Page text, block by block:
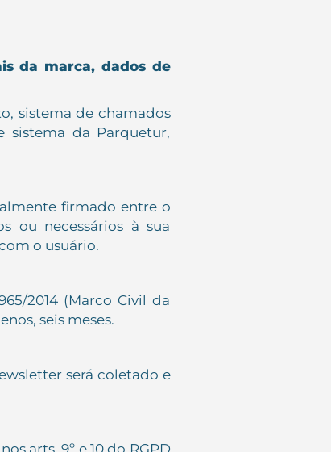
da marca, dados de
sistema de chamados
sistema da Parquetur,
firmado entre o
ou necessários à sua
o usuário.
2014 (Marco Civil da
seis meses.
será coletado e
arts. 9º e 10 do RGPD